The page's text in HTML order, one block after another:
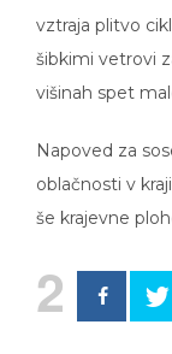
vztraja plitvo
šibkimi vetrovi
višinah spet
Napoved za
oblačnosti v
še krajevne
2